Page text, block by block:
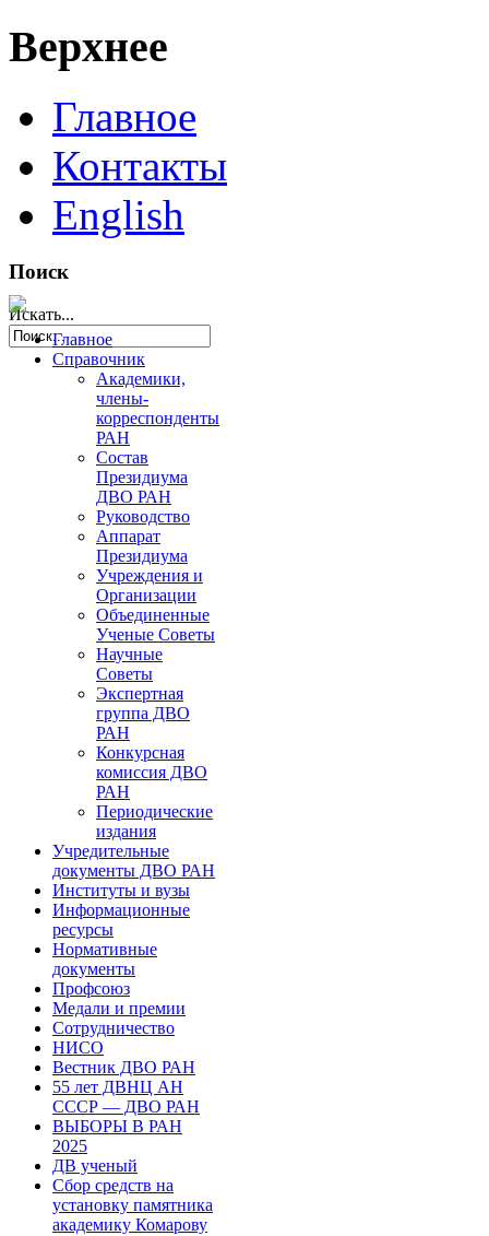
Верхнее
Главное
Контакты
English
Поиск
Искать...
Главное
Справочник
Академики,
члены-
корреспонденты
РАН
Состав
Президиума
ДВО РАН
Руководство
Аппарат
Президиума
Учреждения и
Организации
Объединенные
Ученые Советы
Научные
Советы
Экспертная
группа ДВО
РАН
Конкурсная
комиссия ДВО
РАН
Периодические
издания
Учредительные
документы ДВО РАН
Институты и вузы
Информационные
ресурсы
Нормативные
документы
Профсоюз
Медали и премии
Сотрудничество
НИСО
Вестник ДВО РАН
55 лет ДВНЦ АН
СССР — ДВО РАН
ВЫБОРЫ В РАН
2025
ДВ ученый
Сбор средств на
установку памятника
академику Комарову